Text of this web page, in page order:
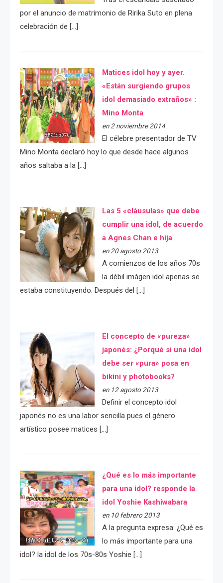
por el anuncio de matrimonio de Ririka Suto en plena
celebración de […]
Matices idol hoy y ayer.
«Están surgiendo grupos
idol demasiado extraños» :
Mino Monta
en 2 noviembre 2014
El célebre presentador de TV
Mino Monta declaró hoy lo que desde hace algunos
años saltaba a la […]
Las 5 «cláusulas» que debe
cumplir una idol, de acuerdo
a Agnes Chan e hija
en 20 agosto 2013
A comienzos de los años 70s
la débil imágen idol apenas se
estaba constituyendo. Después del […]
El concepto de «pureza»
japonés: ¿Porqué si una idol
debe ser «pura» posa en
bikini y photobooks?
en 12 agosto 2013
Definir el concepto idol
japonés no es una labor sencilla pues el género
artístico posee matices […]
¿Qué es lo más importante
para una idol? responde la
idol Yoshie Kashiwabara
en 10 febrero 2013
A la pregunta expresa: ¿Qué es
lo más importante para una
idol? la idol de los 70s-80s Yoshie […]